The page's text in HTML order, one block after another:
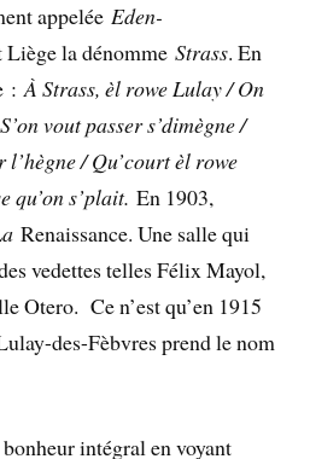
appeléeEden-
Liège la dénommeStrass. En
:À Strass, èl rowe Lulay / On
vout passer s’dimègne /
l’hègne / Qu’court èl rowe
qu’on s’plait. En 1903,
Renaissance. Une salle qui
vedettes telles Félix Mayol,
Otero. Ce n’est qu’en 1915
des-Fèbvres prend le nom
bonheur intégral en voyant